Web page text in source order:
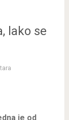
lako se
je od